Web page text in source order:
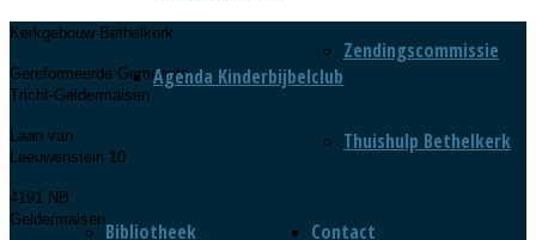
Agenda Kinderbijbelclub
Zendingscommissie
Thuishulp Bethelkerk
Bibliotheek Contact
Kerkgebouw Bethelkerk
Gereformeerde Gemeente
Tricht-Geldermalsen
Laan van
Leeuwenstein 10
4191 NB
Geldermalsen